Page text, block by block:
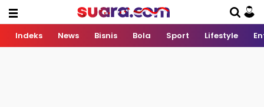
Indeks News Bisnis Bola Sport Lifestyle